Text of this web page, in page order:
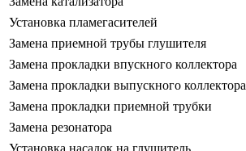
Установка пламегасителей
Замена приемной трубы глушителя
Замена прокладки впускного коллектора
Замена прокладки выпускного коллектора
Замена прокладки приемной трубки
Замена резонатора